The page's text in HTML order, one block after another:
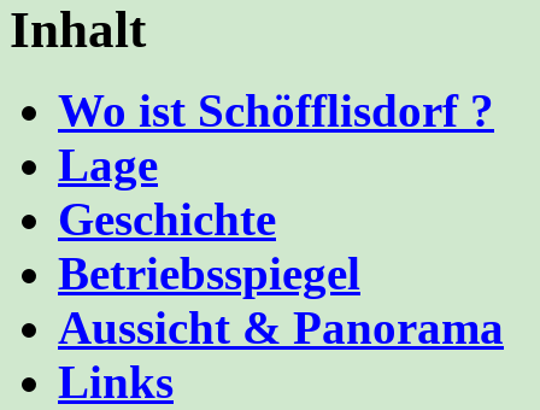
Inhalt
Wo ist Schöfflisdorf ?
Lage
Geschichte
Betriebsspiegel
Aussicht & Panorama
Links